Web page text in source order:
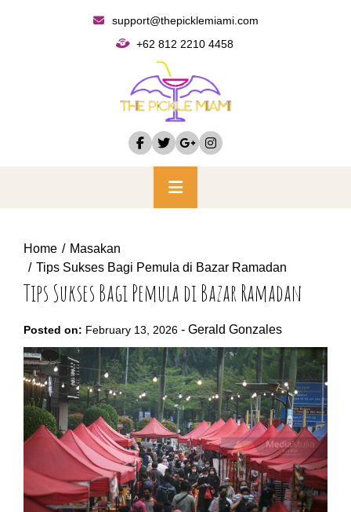
support@thepicklemiami.com
+62 812 2210 4458
Primary
Menu
Home
Masakan
Tips Sukses Bagi Pemula di Bazar Ramadan
Tips Sukses Bagi Pemula di Bazar Ramadan
Posted on: February 13, 2026 - Gerald Gonzales